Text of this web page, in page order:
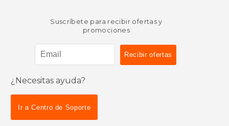
Suscríbete para recibir ofertas y
promociones
¿Necesitas ayuda?
Ir a Centro de Soporte